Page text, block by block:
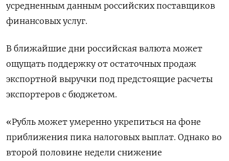
усредненным данным российских поставщиков
финансовых услуг.
В ближайшие дни российская валюта может
ощущать поддержку от остаточных продаж
экспортной выручки под предстоящие расчеты
экспортеров с бюджетом.
«Рубль может умеренно укрепиться на фоне
приближения пика налоговых выплат. Однако во
второй половине недели снижение